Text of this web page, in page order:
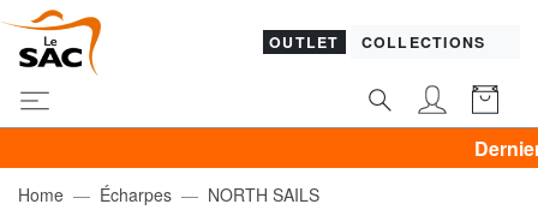
OUTLET COLLECTIONS
Dernier jour
Home Écharpes NORTH SAILS